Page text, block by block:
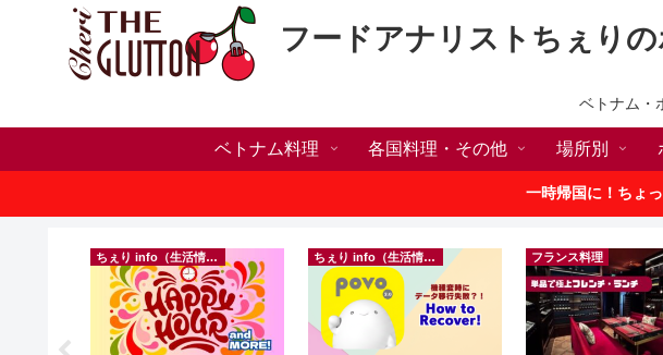
フードアナリストちぇり
ベトナム・
ベトナム料理 各国料理・その他 場所別
一時帰国に！ちょ
ちぇり info（生活情報） ちぇり info（生活情報） フランス料理